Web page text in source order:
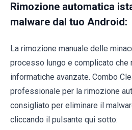
Rimozione automatica
malware dal tuo Android:
La rimozione manuale delle
processo lungo e complicato che
informatiche avanzate. Combo
professionale per la rimozione
consigliato per eliminare il
cliccando il pulsante qui sotto: